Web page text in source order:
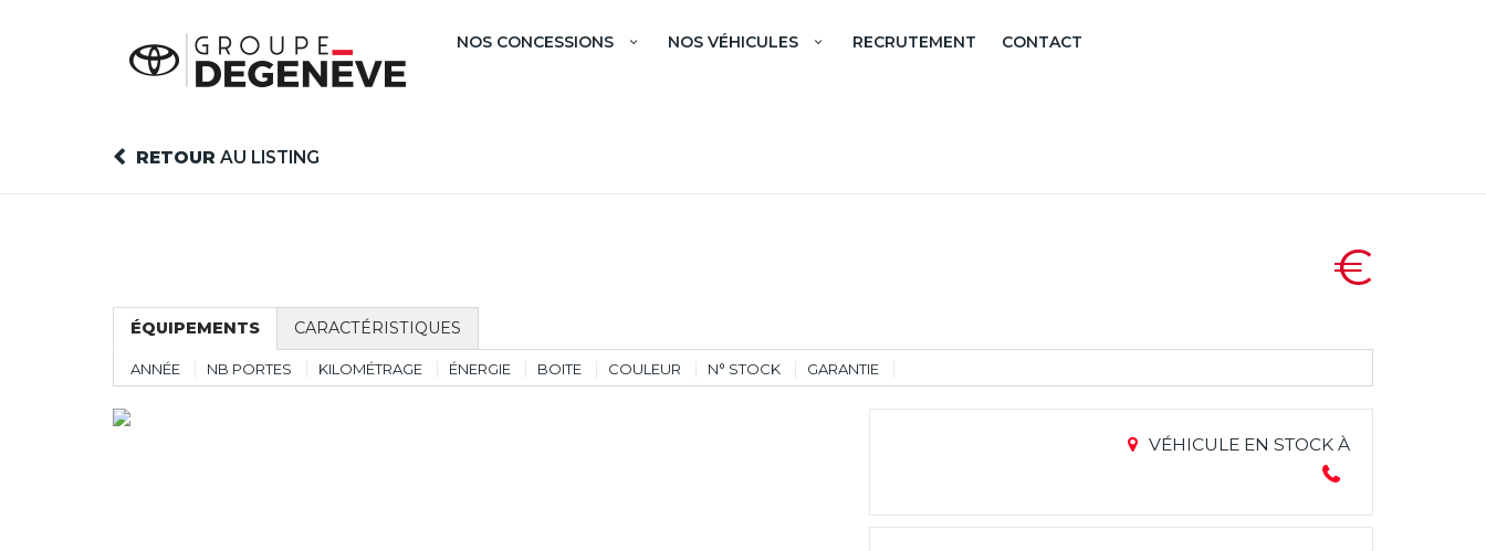
NOS CONCESSIONS NOS VÉHICULES RECRUTEMENT CONTACT
RETOUR AU LISTING
€
ÉQUIPEMENTS CARACTÉRISTIQUES
ANNÉE NB PORTES KILOMÉTRAGE ÉNERGIE BOITE COULEUR N° STOCK GARANTIE
VÉHICULE EN STOCK À